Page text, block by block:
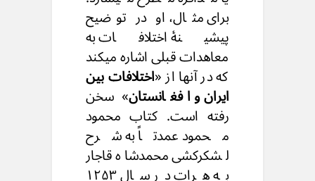
برای مثال، او در توضیح
پیشینهٔ اختلافات به
معاهدات قبلی اشاره میکند
که در آنها از «اختلافات بین
ایران و افغانستان» سخن
رفته است. کتاب محمود
محمود عمدتاً به شرح
لشکرکشی محمدشاه قاجار
به هرات در سال ۱۲۵۳